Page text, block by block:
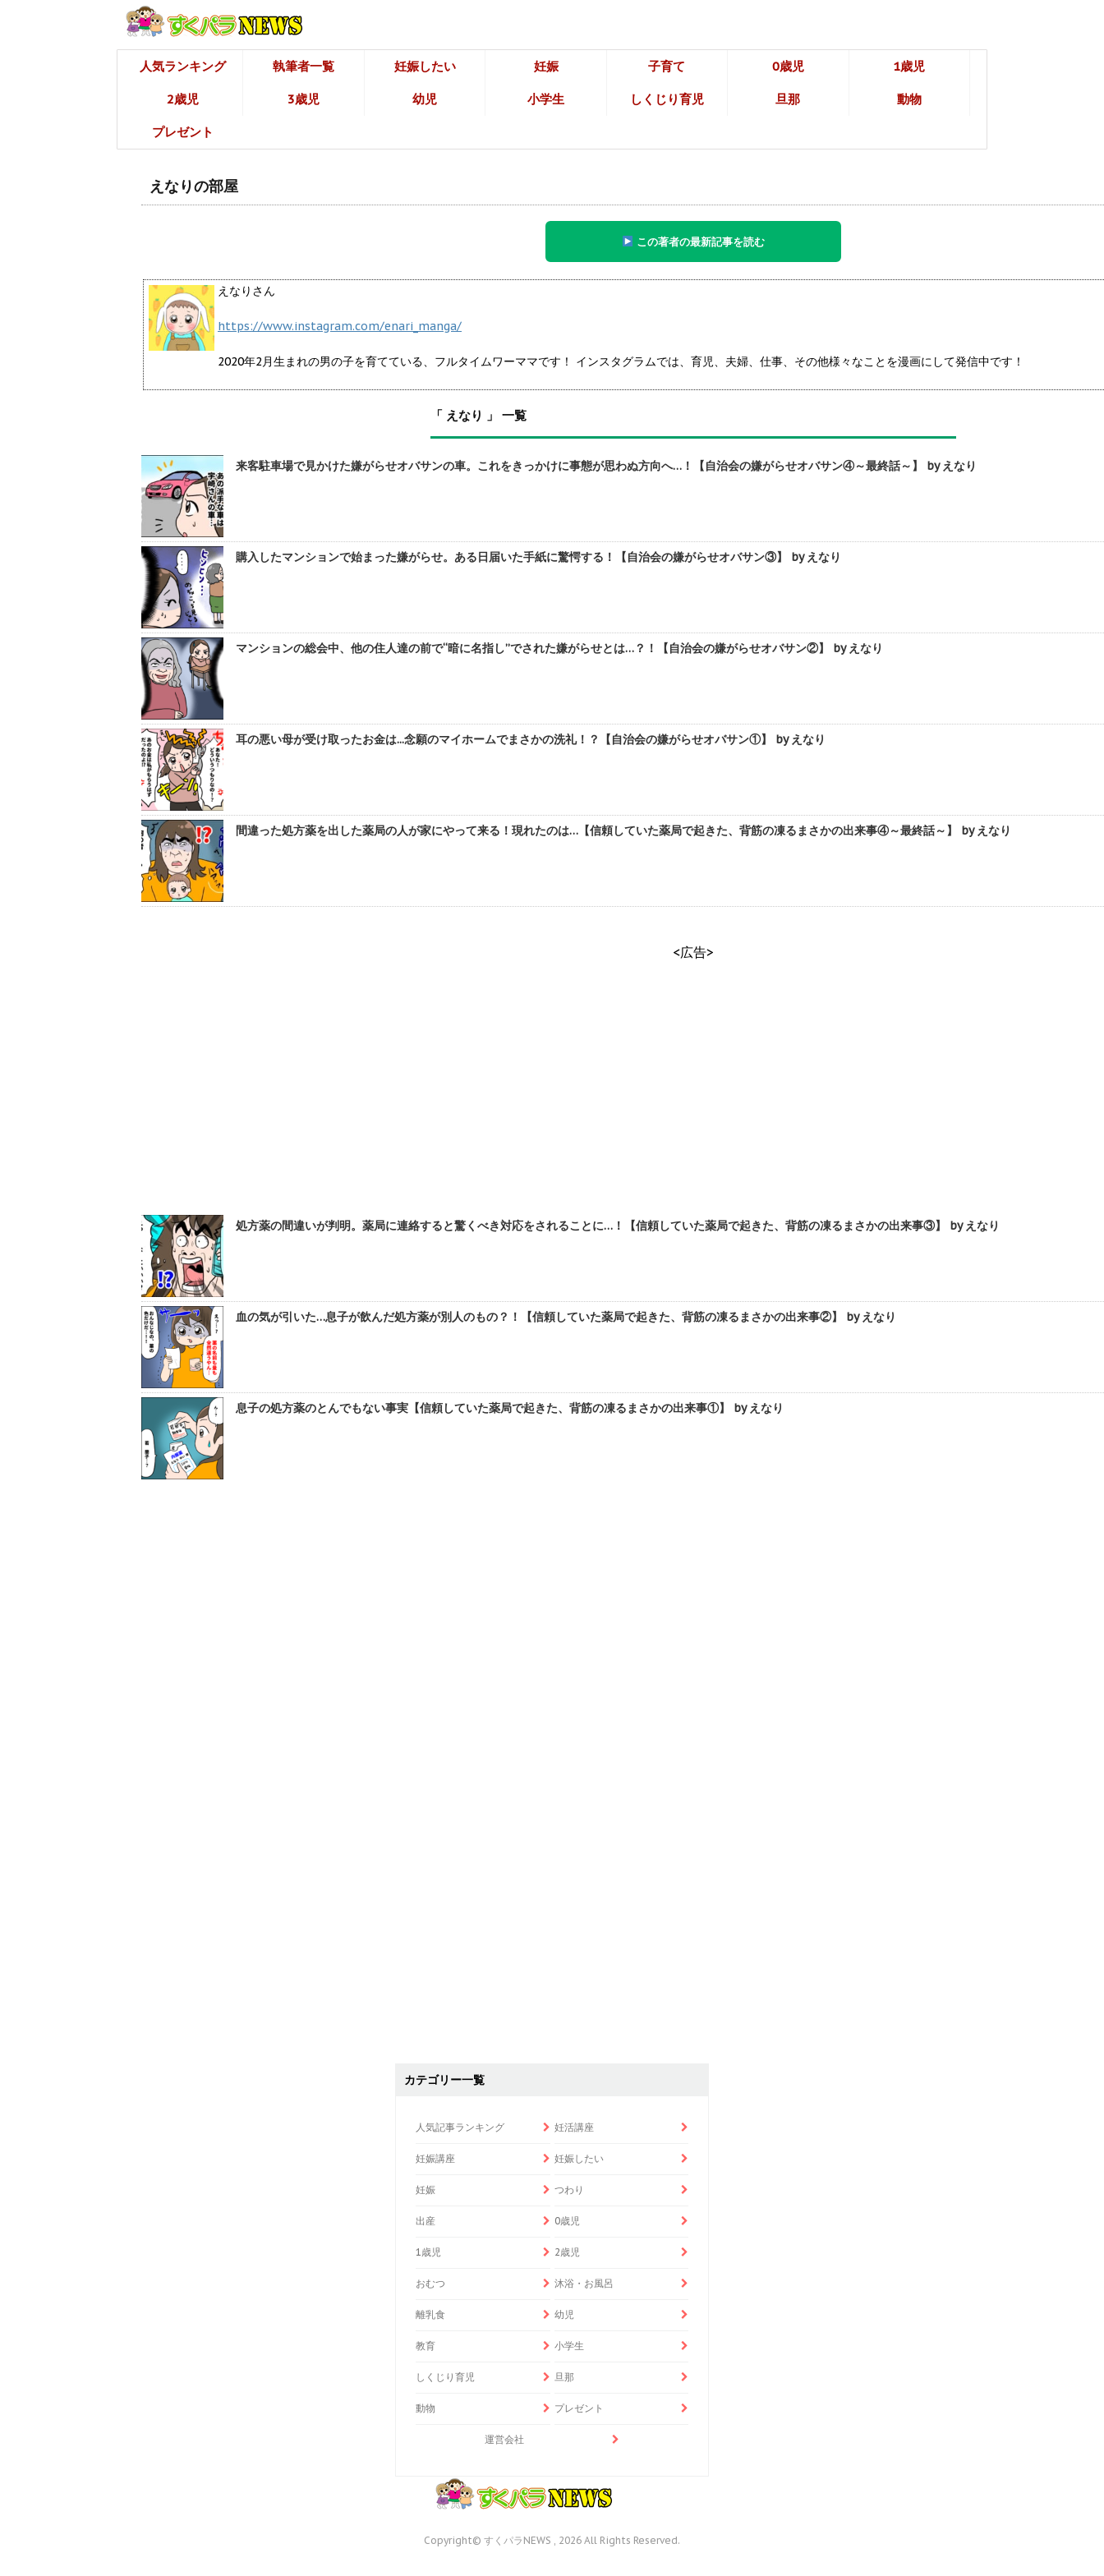
人気ランキング 執筆者一覧 妊娠したい 妊娠 子育て 0歳児 1歳児
2歳児 3歳児 幼児 小学生 しくじり育児 旦那 動物
プレゼント
えなりの部屋
この著者の最新記事を読む
えなりさん
https://www.instagram.com/enari_manga/
2020年2月生まれの男の子を育てている、フルタイムワーママです！ インスタグラムでは、育児、夫婦、仕事、その他様々なことを漫画にして発信中です！
「 えなり 」 一覧
来客駐車場で見かけた嫌がらせオバサンの車。これをきっかけに事態が思わぬ方向へ…！【自治会の嫌がらせオバサン④～最終話～】 by えなり
購入したマンションで始まった嫌がらせ。ある日届いた手紙に驚愕する！【自治会の嫌がらせオバサン③】 by えなり
マンションの総会中、他の住人達の前で“暗に名指し”でされた嫌がらせとは…？！【自治会の嫌がらせオバサン②】 by えなり
耳の悪い母が受け取ったお金は...念願のマイホームでまさかの洗礼！？【自治会の嫌がらせオバサン①】 by えなり
間違った処方薬を出した薬局の人が家にやって来る！現れたのは…【信頼していた薬局で起きた、背筋の凍るまさかの出来事④～最終話～】 by えなり
<広告>
処方薬の間違いが判明。薬局に連絡すると驚くべき対応をされることに…！【信頼していた薬局で起きた、背筋の凍るまさかの出来事③】 by えなり
血の気が引いた…息子が飲んだ処方薬が別人のもの？！【信頼していた薬局で起きた、背筋の凍るまさかの出来事②】 by えなり
息子の処方薬のとんでもない事実【信頼していた薬局で起きた、背筋の凍るまさかの出来事①】 by えなり
カテゴリー一覧
人気記事ランキング 妊活講座
妊娠講座 妊娠したい
妊娠 つわり
出産 0歳児
1歳児 2歳児
おむつ 沐浴・お風呂
離乳食 幼児
教育 小学生
しくじり育児 旦那
動物 プレゼント
運営会社
Copyright© すくパラNEWS , 2026 All Rights Reserved.